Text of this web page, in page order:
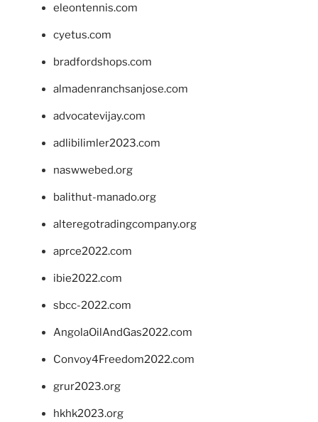
eleontennis.com
cyetus.com
bradfordshops.com
almadenranchsanjose.com
advocatevijay.com
adlibilimler2023.com
naswwebed.org
balithut-manado.org
alteregotradingcompany.org
aprce2022.com
ibie2022.com
sbcc-2022.com
AngolaOilAndGas2022.com
Convoy4Freedom2022.com
grur2023.org
hkhk2023.org